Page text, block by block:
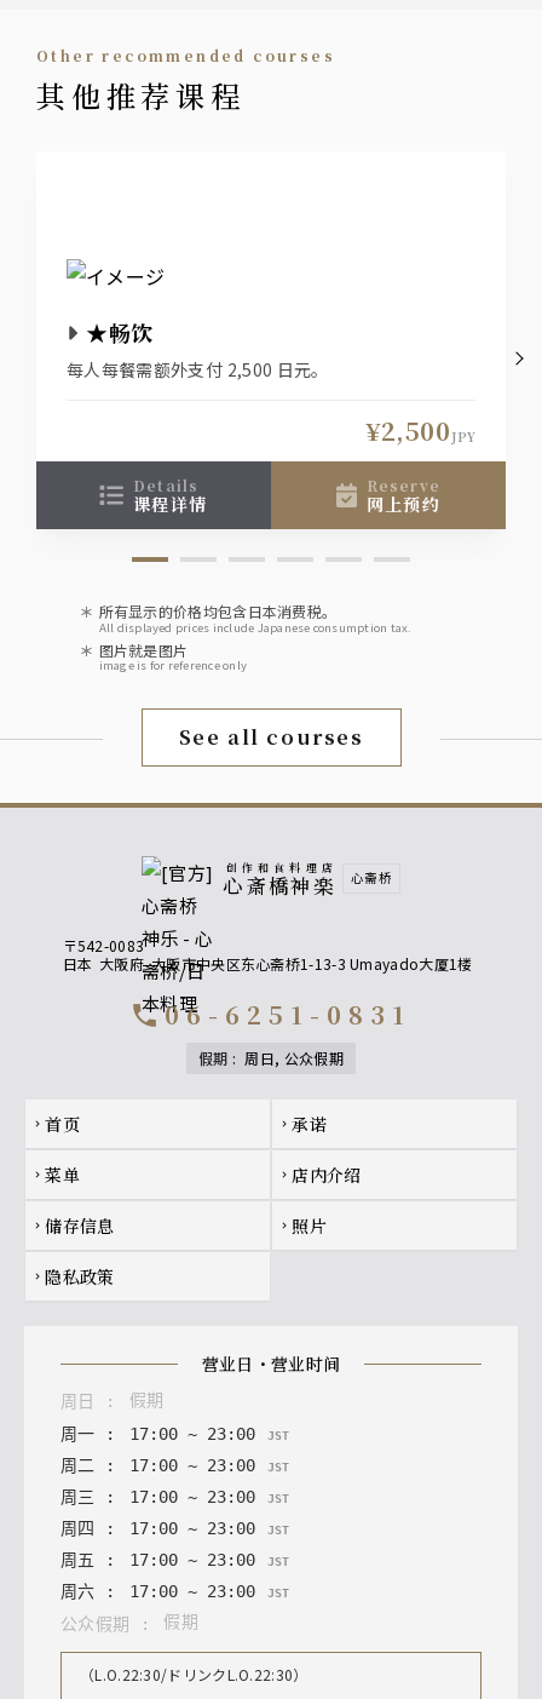
烧酒
土豆烧酒、大麦烧酒
一杯葡萄酒（红、白）
other recommended courses
其他推荐课程
★畅饮
每人每餐需额外支付 2,500 日元。
¥2,500 JPY
details
课程详情
reserve
网上预约
所有显示的价格均包含日本消费税。
All displayed prices include Japanese consumption tax.
图片就是图片
image is for reference only
See all courses
创作和食料理店
心斎橋神楽 心斋桥
〒542-0083
日本 大阪府 大阪市中央区东心斋桥1-13-3 Umayado大厦1楼
call06-6251-0831
假期 : 周日, 公众假期
Footer navigation
chevron_right 首页 chevron_right 承诺
chevron_right 菜单 chevron_right 店内介绍
chevron_right 储存信息 chevron_right 照片
chevron_right 隐私政策
营业日・营业时间
周日 :
假期
周一 : 17: 00~ 23: 00 JST
周二 : 17: 00~ 23: 00 JST
周三 : 17: 00~ 23: 00 JST
周四 : 17: 00~ 23: 00 JST
周五 : 17: 00~ 23: 00 JST
周六 : 17: 00~ 23: 00 JST
公众假期 : 假期
（L.O.22:30/ドリンクL.O.22:30）